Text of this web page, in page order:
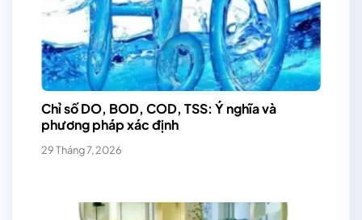
Chỉ số DO, BOD, COD, TSS: Ý nghĩa và
phương pháp xác định
29 Tháng 7, 2026